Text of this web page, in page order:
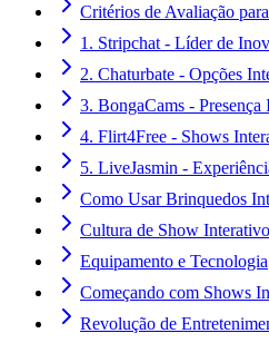
Critérios de Avaliação
1. Stripchat - Líder de
2. Chaturbate - Opções
3. BongaCams -
4. Flirt4Free - Shows
5. LiveJasmin -
Como Usar Brinquedos
Cultura de Show Interativo
Equipamento e Tecnologia
Começando com Shows
Revolução de